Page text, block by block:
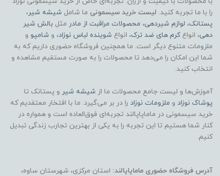
را با ما تجربه کنید. لیست خرید سیسمونی ما شامل شیشه شیر ،
پستانک، لوازم شیردهی، محصولات مراقبت از مادر مثل بالش شیر
دهی، انواعکرم های ضد ترک، انواع شوینده لباس نوزاد، و شامپو و
ملزومات متنوع دیگر است. ما همچنین فروشگاه حضوری داریم که به
شما این امکان را می‌دهد تا محصولات را به صورت مستقیم مشاهده و
انتخاب کنید.
آموزش‌ها و لیست جامع محصولات ما از شیشه شیر و پستانک تا
پوشاک نوزاد و ملزومات نوزاد را در بر می‌گیرد. ما با افتخار معتقدیم که
خرید سیسمونی در ماماپاپالند تجربه‌ای فوق‌العاده است و همواره در
کنار شما هستیم تا این تجربه را به یکی از بهترین تجارب زندگی تبدیل
کنیم.
آدرس فروشگاه حضوری ماماپاپالند: استان مرکزی، شهرستان ساوه،